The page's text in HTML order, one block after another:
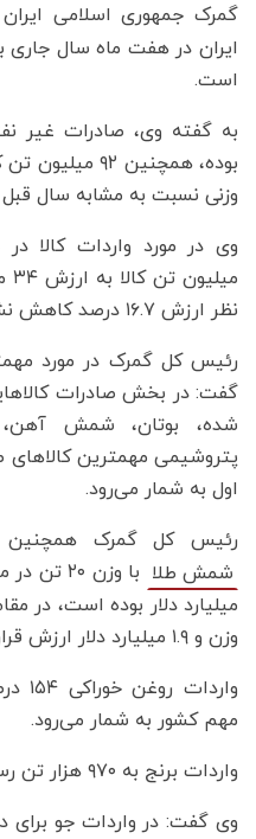
گمرک جمهوری اسلامی
است.
بوده، همچنین
وزنی نسبت به مشابه سال قبل ۳ درصد رشد دارد.
نظر ارزش ۱۶.۷ درصد کاهش نشان می‌دهد.
رئیس کل گمرک در مورد
گفت: در بخش صادرات
شده، بوتان، شمش
پتروشیمی مهمترین
اول به شمار می‌رود.
رئیس کل گمرک همچنین
شمش طلا
وزن و ۱.۹ میلیارد دلار ارزش قرار دارد.
مهم کشور به شمار می‌رود.
واردات برنج به ۹۷۰ هزار تن رسیده که رشدی معادل ۹۱ دارد.